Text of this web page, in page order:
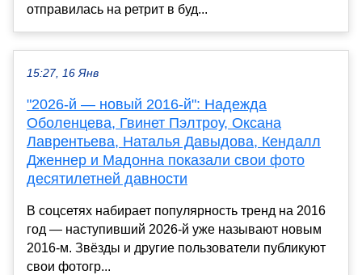
отправилась на ретрит в буд...
15:27, 16 Янв
"2026-й — новый 2016-й": Надежда
Оболенцева, Гвинет Пэлтроу, Оксана
Лаврентьева, Наталья Давыдова, Кендалл
Дженнер и Мадонна показали свои фото
десятилетней давности
В соцсетях набирает популярность тренд на 2016
год — наступивший 2026-й уже называют новым
2016-м. Звёзды и другие пользователи публикуют
свои фотогр...